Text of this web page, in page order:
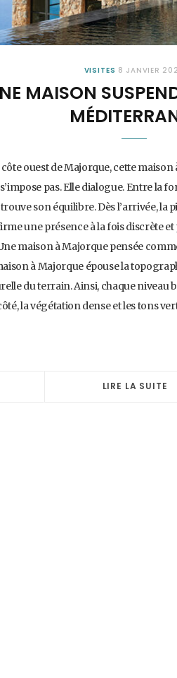
VISITES 8 JANVIER
MAISON
ouest de Majorque, cette
pas. Elle dialogue. Entre la
son équilibre. Dès l’arrivée, la
une présence à la fois discrète et
maison à Majorque pensée
à Majorque épouse la
du terrain. Ainsi, chaque niveau
la végétation dense et les tons
LIRE LA SUITE